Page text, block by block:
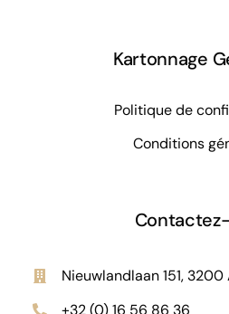
Kartonnage
Politique de
Conditions
Nieuwlandlaan 151,
+32 (0) 16 56 86 36